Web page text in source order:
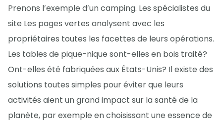
Prenons l’exemple d’un camping. Les spécialistes du
site Les pages vertes analysent avec les
propriétaires toutes les facettes de leurs opérations.
Les tables de pique-nique sont-elles en bois traité?
Ont-elles été fabriquées aux États-Unis? Il existe des
solutions toutes simples pour éviter que leurs
activités aient un grand impact sur la santé de la
planète, par exemple en choisissant une essence de